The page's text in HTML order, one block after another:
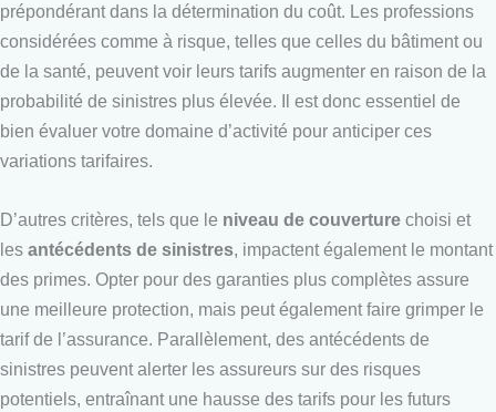
prépondérant dans la détermination du coût. Les professions
considérées comme à risque, telles que celles du bâtiment ou
de la santé, peuvent voir leurs tarifs augmenter en raison de la
probabilité de sinistres plus élevée. Il est donc essentiel de
bien évaluer votre domaine d’activité pour anticiper ces
variations tarifaires.
D’autres critères, tels que le niveau de couverture choisi et
les antécédents de sinistres, impactent également le montant
des primes. Opter pour des garanties plus complètes assure
une meilleure protection, mais peut également faire grimper le
tarif de l’assurance. Parallèlement, des antécédents de
sinistres peuvent alerter les assureurs sur des risques
potentiels, entraînant une hausse des tarifs pour les futurs